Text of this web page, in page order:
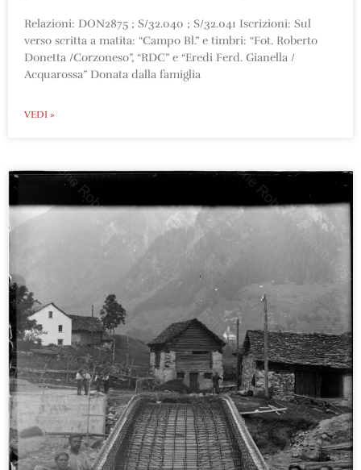
Relazioni: DON2875 ; S/32.040 ; S/32.041 Iscrizioni: Sul
verso scritta a matita: “Campo Bl.” e timbri: “Fot. Roberto
Donetta /Corzoneso”, “RDC” e “Eredi Ferd. Gianella /
Acquarossa” Donata dalla famiglia
VEDI »